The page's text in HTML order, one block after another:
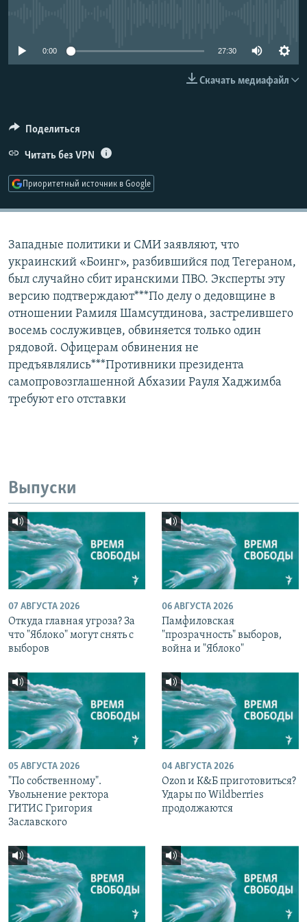
0:00 27:30
Скачать медиафайл
Поделиться
Читать без VPN
Приоритетный источник в Google
Западные политики и СМИ заявляют, что
украинский «Боинг», разбившийся под Тегераном,
был случайно сбит иранскими ПВО. Эксперты эту
версию подтверждают***По делу о дедовщине в
отношении Рамиля Шамсутдинова, застрелившего
восемь сослуживцев, обвиняется только один
рядовой. Офицерам обвинения не
предъявлялись***Противники президента
самопровозглашенной Абхазии Рауля Хаджимба
требуют его отставки
Выпуски
07 АВГУСТА 2026
Откуда главная угроза? За
что "Яблоко" могут снять с
выборов
06 АВГУСТА 2026
Памфиловская
"прозрачность" выборов,
война и "Яблоко"
05 АВГУСТА 2026
"По собственному".
Увольнение ректора
ГИТИС Григория
Заславского
04 АВГУСТА 2026
Ozon и К&Б приготовиться?
Удары по Wildberries
продолжаются